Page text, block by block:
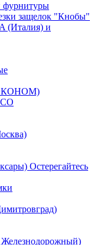
защелок "Кнобы"
(Италия) и
Остерегайтесь